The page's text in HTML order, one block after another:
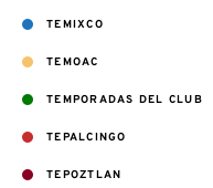
TEMIXCO
TEMOAC
TEMPORADAS DEL CLUB
TEPALCINGO
TEPOZTLAN